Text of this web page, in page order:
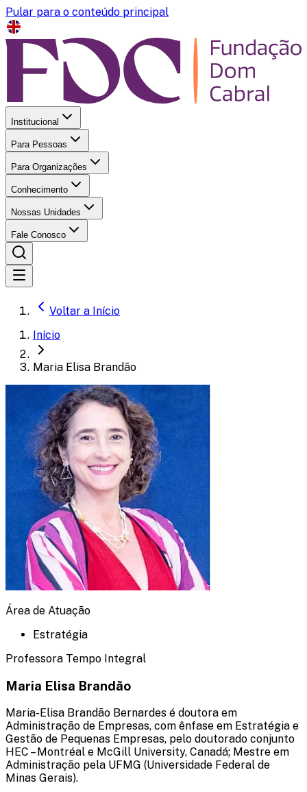
Pular para o conteúdo principal
Institucional
Para Pessoas
Para Organizações
Conhecimento
Nossas Unidades
Fale Conosco
Voltar a Início
Início
Maria Elisa Brandão
Área de Atuação
Estratégia
Professora Tempo Integral
Maria Elisa Brandão
Maria-Elisa Brandão Bernardes é doutora em
Administração de Empresas, com ênfase em Estratégia e
Gestão de Pequenas Empresas, pelo doutorado conjunto
HEC – Montréal e McGill University, Canadá; Mestre em
Administração pela UFMG (Universidade Federal de
Minas Gerais).